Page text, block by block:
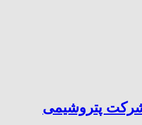
شرکت پتروشیمی